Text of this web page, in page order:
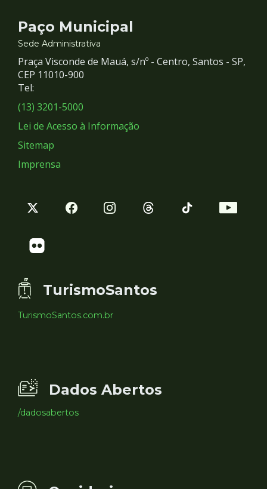
Contato
e
Redes
Sociais
Paço Municipal
Sede Administrativa
Praça Visconde de Mauá, s/nº - Centro, Santos - SP,
CEP 11010-900
Tel:
(13) 3201-5000
Lei de Acesso à Informação
Sitemap
Imprensa
TurismoSantos
TurismoSantos.com.br
Dados Abertos
/dadosabertos